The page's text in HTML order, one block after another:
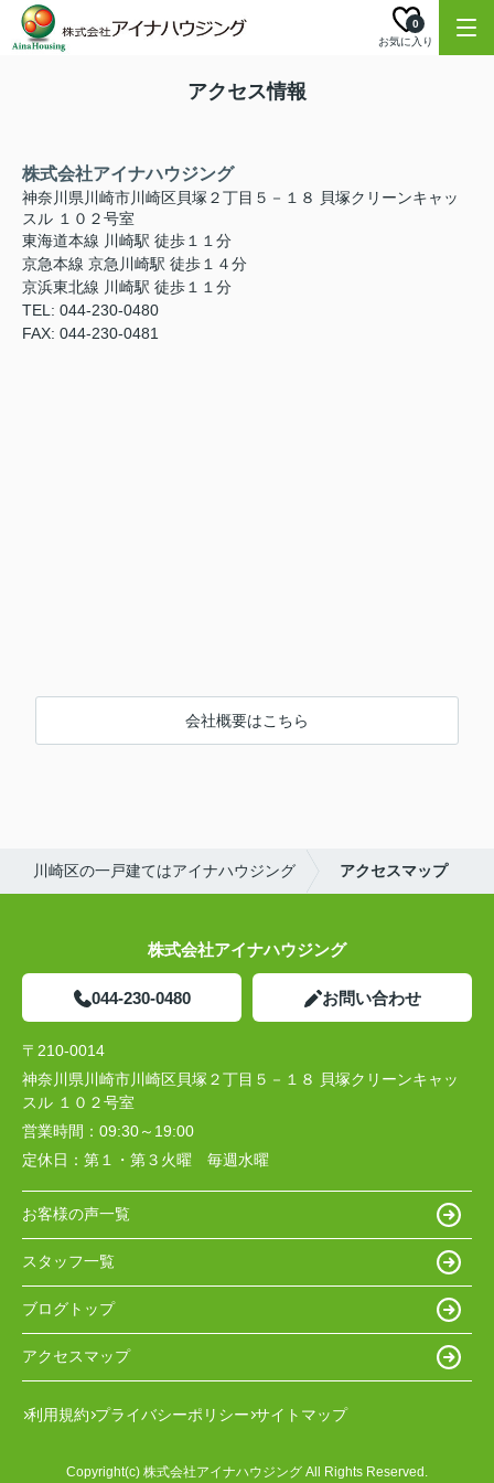
お気に入り
0
アクセス情報
株式会社アイナハウジング
神奈川県川崎市川崎区貝塚２丁目５－１８ 貝塚クリーンキャッ
スル １０２号室
東海道本線 川崎駅 徒歩１１分
京急本線 京急川崎駅 徒歩１４分
京浜東北線 川崎駅 徒歩１１分
TEL: 044-230-0480
FAX: 044-230-0481
会社概要はこちら
川崎区の一戸建てはアイナハウジング アクセスマップ
株式会社アイナハウジング
044-230-0480 お問い合わせ
〒210-0014
神奈川県川崎市川崎区貝塚２丁目５－１８ 貝塚クリーンキャッ
スル １０２号室
営業時間： 09:30～19:00
定休日： 第１・第３火曜 毎週水曜
お客様の声一覧
スタッフ一覧
ブログトップ
アクセスマップ
利用規約 プライバシーポリシー サイトマップ
Copyright(c) 株式会社アイナハウジング All Rights Reserved.